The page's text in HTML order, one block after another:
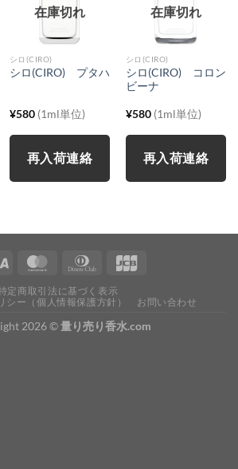
在庫切れ
シロ(CIRO)
シロ(CIRO) プタハ
¥580 (1ml単位)
再入荷連絡
在庫切れ
シロ(CIRO)
シロ(CIRO) コロン
ビーナ
¥580 (1ml単位)
再入荷連絡
定商取引法に基づく表示
シー（個人情報保護方針）
お問い合わせ
2026 ©量り売り香水.com